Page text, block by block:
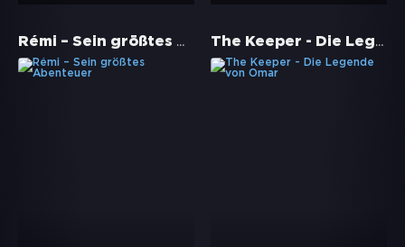
Rémi – Sein größtes Abenteuer The Keeper - Die Legende von Omar